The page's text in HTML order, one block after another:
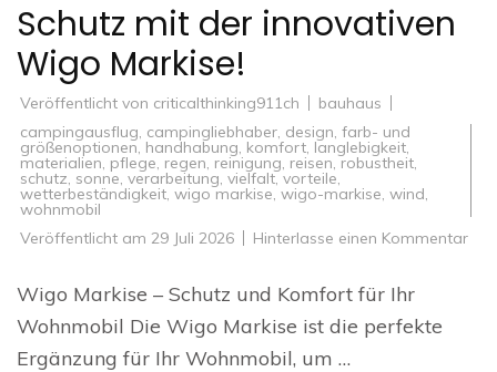
Schutz mit der innovativen
Wigo Markise!
Veröffentlicht von criticalthinking911ch
bauhaus
campingausflug, campingliebhaber, design, farb- und
größenoptionen, handhabung, komfort, langlebigkeit,
materialien, pflege, regen, reinigung, reisen,robustheit,
schutz, sonne, verarbeitung, vielfalt,vorteile,
wetterbeständigkeit, wigo markise, wigo-markise, wind,
wohnmobil
Veröffentlicht am 29 Juli 2026 Hinterlasse einen Kommentarzu
Wigo Markise – Schutz und Komfort für Ihr
Wohnmobil Die Wigo Markise ist die perfekte
Ergänzung für Ihr Wohnmobil, um …